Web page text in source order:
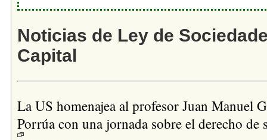
Noticias de Ley de
Capital
La US homenajea al profesor Juan Manuel
Porrúa con una jornada sobre el derecho de